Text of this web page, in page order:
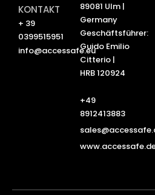
KONTAKT
+ 39
0399515951
info@accessafe.eu
89081 Ulm |
Germany
Geschäftsführer:
Guido Emilio
Citterio |
HRB 120924
+49
8912413883